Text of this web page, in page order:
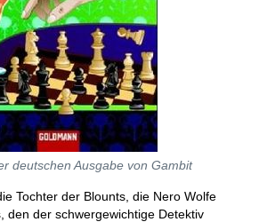
deutschen Ausgabe von Gambit
Tochter der Blounts, die Nero Wolfe
den der schwergewichtige Detektiv